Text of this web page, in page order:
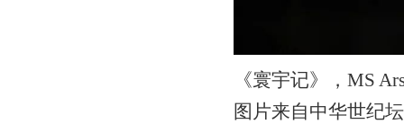
《寰宇记》，MS
图片来自中华世纪坛